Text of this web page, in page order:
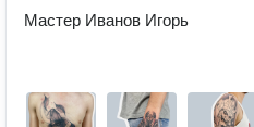
Мастер Иванов Игорь